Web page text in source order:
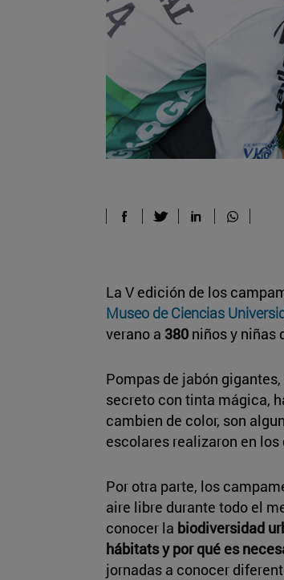
La V edición de los
Museo de Ciencias
verano a 380 niños y niñas
Pompas de jabón
secreto con tinta mágica,
cambien de color, son
escolares realizaron en
Por otra parte, los
aire libre durante todo el
conocer la biodiversidad
hábitats y por qué es
jornadas a conocer